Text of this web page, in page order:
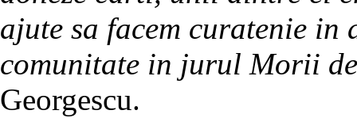
ajute sa facem curatenie in
comunitate in jurul Morii
Georgescu.